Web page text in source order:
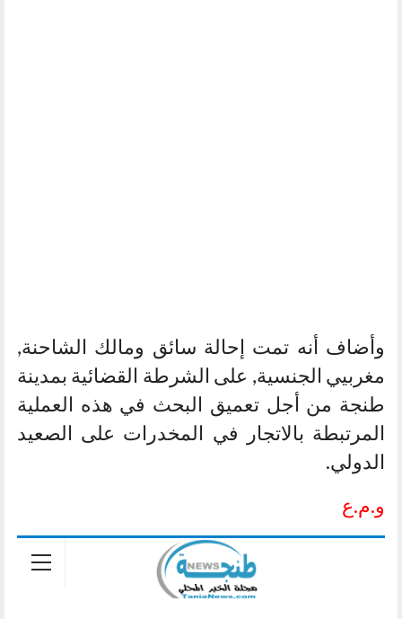
وأضاف أنه تمت إحالة سائق ومالك الشاحنة,
مغربيي الجنسية, على الشرطة القضائية بمدينة
طنجة من أجل تعميق البحث في هذه العملية
المرتبطة بالاتجار في المخدرات على الصعيد
الدولي.
و.م.ع